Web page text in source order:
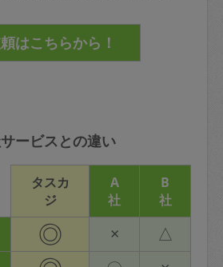
ービスとの違い
タスカ
ジ
A
社
B
社
◎ × △